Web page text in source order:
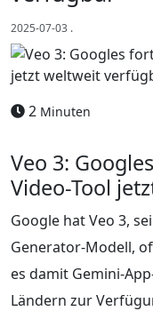
2025-07-03 .
2 Minuten
Veo 3:
Video-Tool
Google hat Veo 3,
Generator-Modell,
es damit Gemini-
Ländern zur